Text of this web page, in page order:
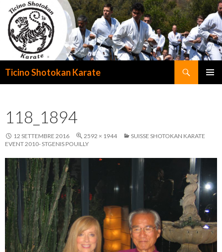
Ticino Shotokan Karate
118_1894
12 SETTEMBRE 2016 2592 × 1944
SUISSE SHOTOKAN KARATE
EVENT 2010- STGENIS POUILLY